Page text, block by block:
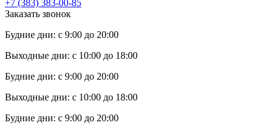
+7 (383) 383-00-85
Заказать звонок
Будние дни: с 9:00 до 20:00
Выходные дни: с 10:00 до 18:00
Будние дни: с 9:00 до 20:00
Выходные дни: с 10:00 до 18:00
Будние дни: с 9:00 до 20:00